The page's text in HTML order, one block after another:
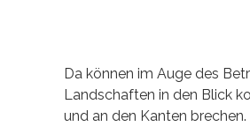
Da können im Auge des
Landschaften in den Blick
und an den Kanten brechen.